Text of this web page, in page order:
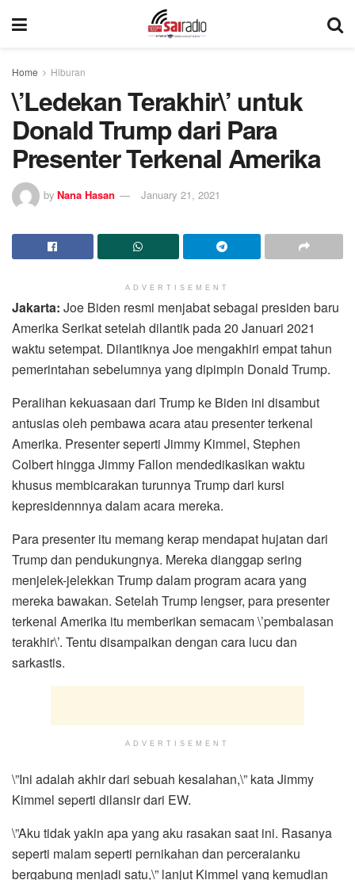
Home Hiburan
\’Ledekan Terakhir\’ untuk
Donald Trump dari Para
Presenter Terkenal Amerika
by Nana Hasan January 21, 2021
ADVERTISEMENT
Jakarta: Joe Biden resmi menjabat sebagai presiden baru
Amerika Serikat setelah dilantik pada 20 Januari 2021
waktu setempat. Dilantiknya Joe mengakhiri empat tahun
pemerintahan sebelumnya yang dipimpin Donald Trump.
Peralihan kekuasaan dari Trump ke Biden ini disambut
antusias oleh pembawa acara atau presenter terkenal
Amerika. Presenter seperti Jimmy Kimmel, Stephen
Colbert hingga Jimmy Fallon mendedikasikan waktu
khusus membicarakan turunnya Trump dari kursi
kepresidennnya dalam acara mereka.
Para presenter itu memang kerap mendapat hujatan dari
Trump dan pendukungnya. Mereka dianggap sering
menjelek-jelekkan Trump dalam program acara yang
mereka bawakan. Setelah Trump lengser, para presenter
terkenal Amerika itu memberikan semacam \’pembalasan
terakhir\’. Tentu disampaikan dengan cara lucu dan
sarkastis.
ADVERTISEMENT
\”Ini adalah akhir dari sebuah kesalahan,\” kata Jimmy
Kimmel seperti dilansir dari EW.
\”Aku tidak yakin apa yang aku rasakan saat ini. Rasanya
seperti malam seperti pernikahan dan perceraianku
bergabung menjadi satu,\” lanjut Kimmel yang kemudian